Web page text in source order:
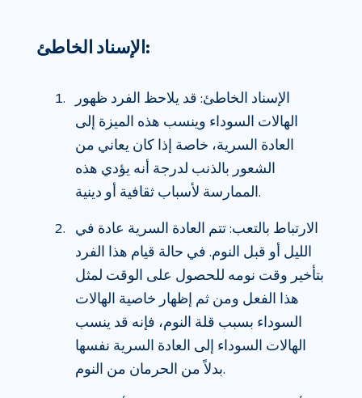
الإسناد الخاطئ:
الإسناد الخاطئ: قد يلاحظ الفرد ظهور
الهالات السوداء وينسب هذه الميزة إلى
العادة السرية، خاصة إذا كان يعاني من
الشعور بالذنب لدرجة أنه يؤدي هذه
الممارسة لأسباب ثقافية أو دينية.
الارتباط بالتعب: تتم العادة السرية عادة في
الليل أو قبل النوم. في حالة قيام هذا الفرد
بتأخير وقت نومه للحصول على الوقت لمثل
هذا الفعل ومن ثم إظهار خاصية الهالات
السوداء بسبب قلة النوم، فإنه قد ينسب
الهالات السوداء إلى العادة السرية نفسها
بدلاً من الحرمان من النوم.